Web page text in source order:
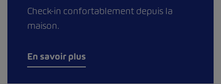
Check-in confortablement depuis la
maison.
En savoir plus